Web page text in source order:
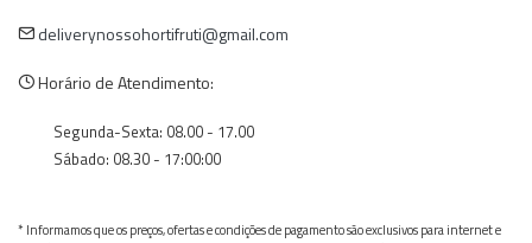
deliverynossohortifruti@gmail.com
Horário de Atendimento:
Segunda-Sexta: 08.00 - 17.00
Sábado: 08.30 - 17:00:00
* Informamos que os preços, ofertas e condições de pagamento são exclusivos para internet e